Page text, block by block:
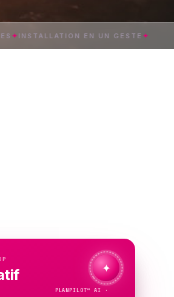
EN UN GESTE ✦ TCHAD
✦
PLANPILOT™AI ·